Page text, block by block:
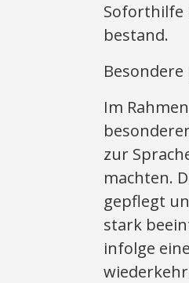
Soforthilfe
bestand.
Im
zur
machten.
gepflegt
stark
infolge